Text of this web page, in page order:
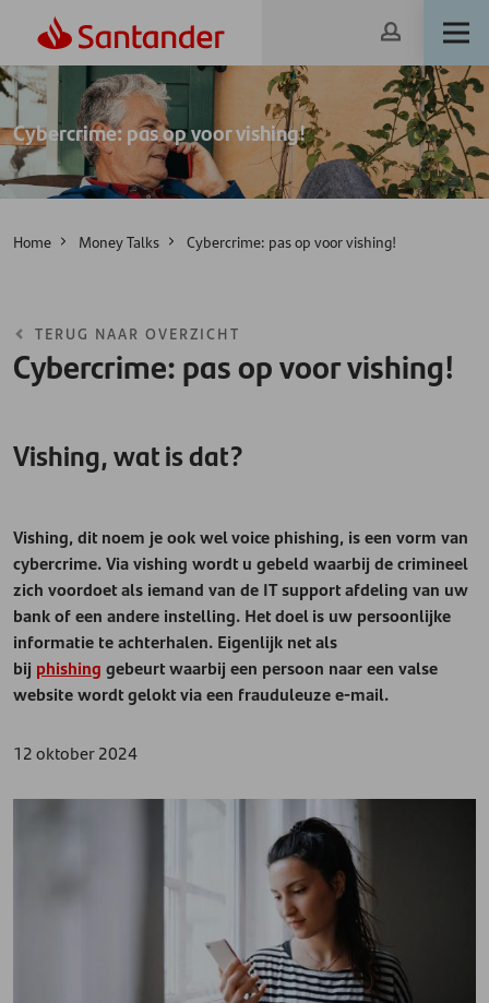
Cybercrime: pas op voor vishing!
Home Money Talks Cybercrime: pas op voor vishing!
TERUG NAAR OVERZICHT
Cybercrime: pas op voor vishing!
Vishing, wat is dat?
Vishing, dit noem je ook wel voice phishing, is een vorm van
cybercrime. Via vishing wordt u gebeld waarbij de crimineel
zich voordoet als iemand van de IT support afdeling van uw
bank of een andere instelling. Het doel is uw persoonlijke
informatie te achterhalen. Eigenlijk net als
bij phishing gebeurt waarbij een persoon naar een valse
website wordt gelokt via een frauduleuze e-mail.
12 oktober 2024